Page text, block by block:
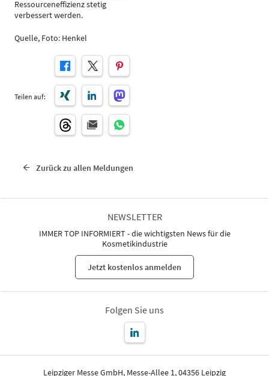
Ressourceneffizienz stetig
verbessert werden.
Quelle, Foto: Henkel
Teilen auf:
Zurück zu allen Meldungen
NEWSLETTER
IMMER TOP INFORMIERT - die wichtigsten News für die
Kosmetikindustrie
Jetzt kostenlos anmelden
Folgen Sie uns
Leipziger Messe GmbH, Messe-Allee 1, 04356 Leipzig